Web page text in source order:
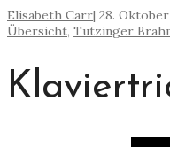
Elisabeth Carr| 28. Oktober
Übersicht, Tutzinger